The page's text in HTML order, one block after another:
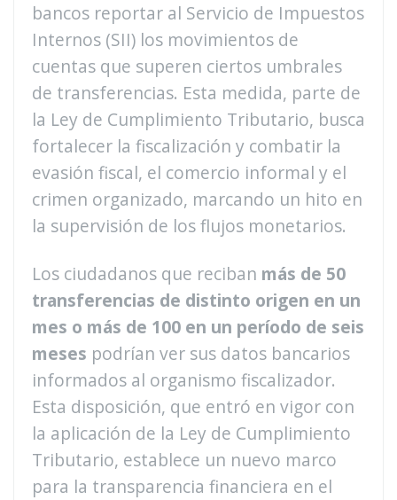
bancos reportar al Servicio de Impuestos
Internos (SII) los movimientos de
cuentas que superen ciertos umbrales
de transferencias. Esta medida, parte de
la Ley de Cumplimiento Tributario, busca
fortalecer la fiscalización y combatir la
evasión fiscal, el comercio informal y el
crimen organizado, marcando un hito en
la supervisión de los flujos monetarios.
Los ciudadanos que reciban más de 50
transferencias de distinto origen en un
mes o más de 100 en un período de seis
meses podrían ver sus datos bancarios
informados al organismo fiscalizador.
Esta disposición, que entró en vigor con
la aplicación de la Ley de Cumplimiento
Tributario, establece un nuevo marco
para la transparencia financiera en el